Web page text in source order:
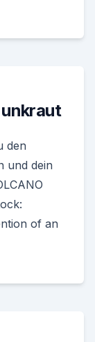
den
und dein
of an